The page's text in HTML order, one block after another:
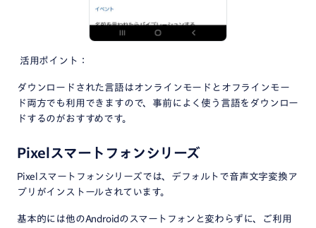
活用ポイント：
ダウンロードされた言語はオンラインモードとオフラインモー
ド両方でも利用できますので、事前によく使う言語をダウンロー
ドするのがおすすめです。
Pixelスマートフォンシリーズ
Pixelスマートフォンシリーズでは、デフォルトで音声文字変換ア
プリがインストールされています。
基本的には他のAndroidのスマートフォンと変わらずに、ご利用